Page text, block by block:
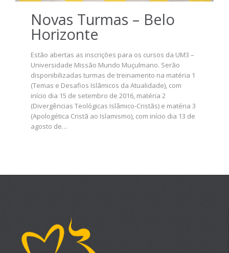
Novas Turmas – Belo
Horizonte
Estão abertas as inscrições para os cursos da UM3 –
Universidade Missão Mundo Muçulmano. Serão
disponibilizadas turmas de treinamento na matéria 1
(Temas e Desafios Islâmicos da Atualidade), com
início dia 15 de setembro de 2016, matéria 2
(Divergências Teológicas Islâmico-Cristãs) e matéria 3
(Apologética Cristã ao Islamismo), com início dia 13 de
agosto de…